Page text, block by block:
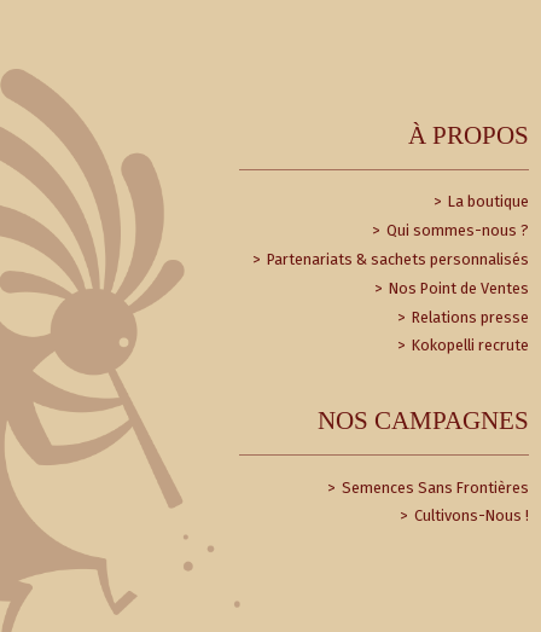
À PROPOS
La boutique
Qui sommes-nous ?
Partenariats & sachets personnalisés
Nos Point de Ventes
Relations presse
Kokopelli recrute
NOS CAMPAGNES
Semences Sans Frontières
Cultivons-Nous !